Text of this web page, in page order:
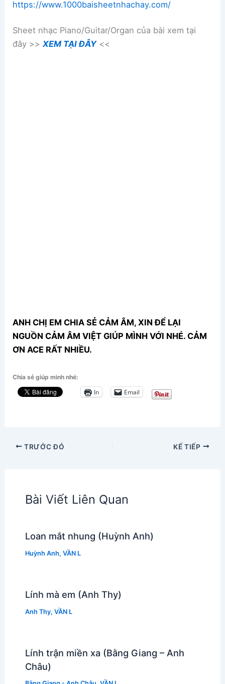
https://www.1000baisheetnhachay.com/
Sheet nhạc Piano/Guitar/Organ của bài xem tại
đây >>XEM TẠI ĐÂY<<
ANH CHỊ EM CHIA SẺ CẢM ÂM, XIN ĐỂ LẠI
NGUỒN CẢM ÂM VIỆT GIÚP MÌNH VỚI NHÉ. CẢM
ƠN ACE RẤT NHIỀU.
Chia sẻ giúp mình nhé:
In Email
TRƯỚC ĐÓ KẾ TIẾP
Bài Viết Liên Quan
Loan mắt nhung (Huỳnh Anh)
Huỳnh Anh, VẦN L
Lính mà em (Anh Thy)
Anh Thy, VẦN L
Lính trận miền xa (Bằng Giang – Anh
Châu)